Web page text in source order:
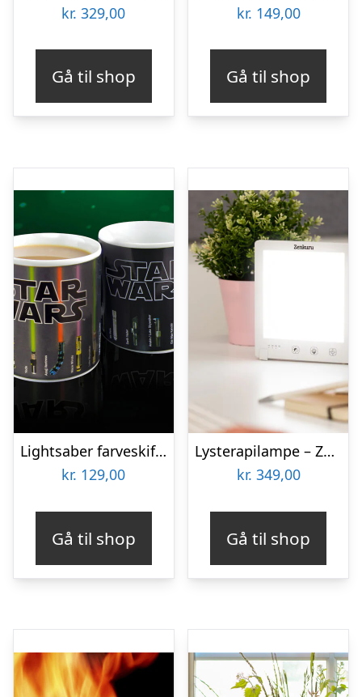
kr. 329,00
Gå til shop
kr. 149,00
Gå til shop
Lightsaber farveskiftende krus
kr. 129,00
Gå til shop
Lysterapilampe – Zenkuru
kr. 349,00
Gå til shop